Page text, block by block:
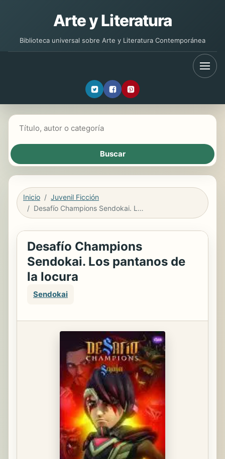
Arte y Literatura
Biblioteca universal sobre Arte y Literatura Contemporánea
Inicio
Juvenil Ficción
Desafío Champions Sendokai. Los pantanos de la locura
Desafío Champions
Sendokai. Los pantanos de
la locura
Sendokai